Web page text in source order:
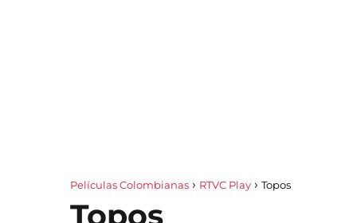
Películas Colombianas RTVC Play Topos
Topos